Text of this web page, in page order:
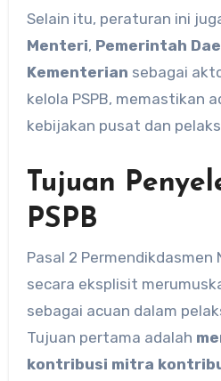
Selain itu, peraturan ini
Menteri, Pemerintah
Kementerian sebagai
kelola PSPB, memastikan
kebijakan pusat dan
Tujuan
PSPB
Pasal 2 Permendikdasmen
secara eksplisit
sebagai acuan dalam
Tujuan pertama adalah
kontribusi mitra